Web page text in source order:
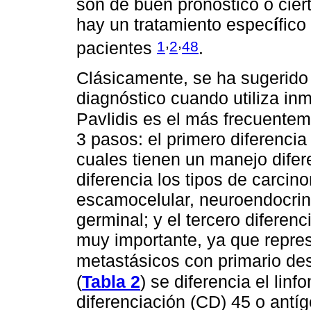
son de buen pronóstico o
hay un tratamiento específico
pacientes 1 ,2,48.
Clásicamente, se ha
diagnóstico cuando utiliza
Pavlidis es el más
3 pasos: el primero
cuales tienen un manejo
diferencia los tipos de
escamocelular,
germinal; y el tercero
muy importante, ya que
metastásicos con primario
(Tabla 2) se diferencia el
diferenciación (CD) 45 o